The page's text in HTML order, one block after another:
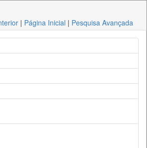
| Página Inicial | Pesquisa Avançada